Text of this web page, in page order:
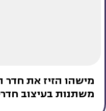
מישהו הזיז את
משתנות בעיצוב